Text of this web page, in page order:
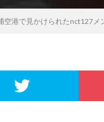
空港で見かけられたnct127メ